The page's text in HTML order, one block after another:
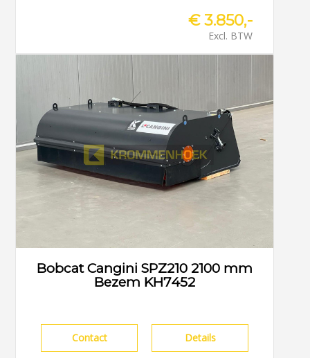
€ 3.850,-
Excl. BTW
Bobcat Cangini SPZ210 2100 mm
Bezem KH7452
Contact Details